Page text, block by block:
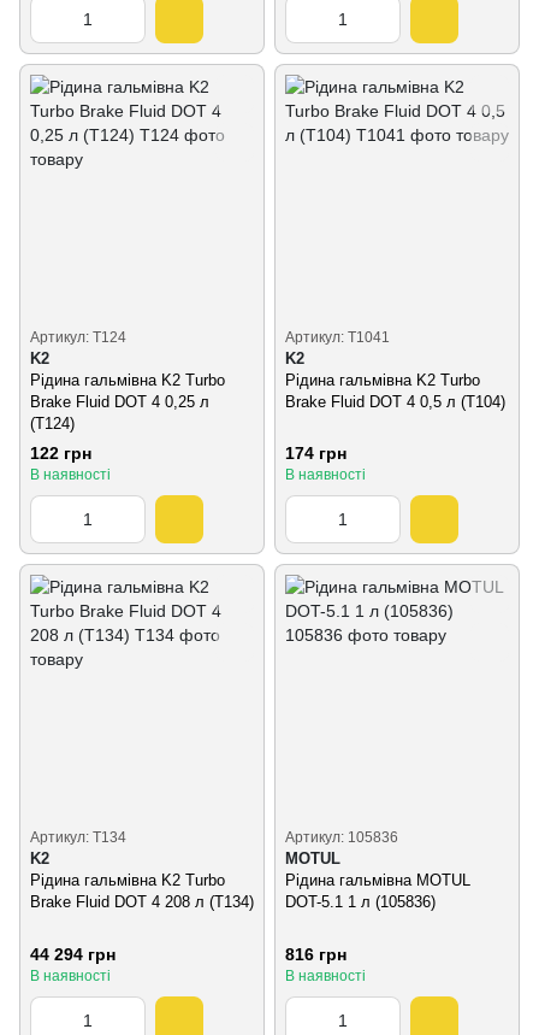
Артикул: T124
K2
Рідина гальмівна K2 Turbo
Brake Fluid DOT 4 0,25 л
(T124)
122 грн
В наявності
Артикул: T1041
K2
Рідина гальмівна K2 Turbo
Brake Fluid DOT 4 0,5 л (T104)
174 грн
В наявності
Артикул: T134
K2
Рідина гальмівна K2 Turbo
Brake Fluid DOT 4 208 л (T134)
44 294 грн
В наявності
Артикул: 105836
MOTUL
Рідина гальмівна MOTUL
DOT-5.1 1 л (105836)
816 грн
В наявності